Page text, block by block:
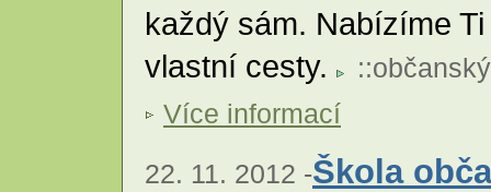
každý sám. Nabízíme
vlastní cesty.
::
Více informací
22. 11. 2012 -Škola